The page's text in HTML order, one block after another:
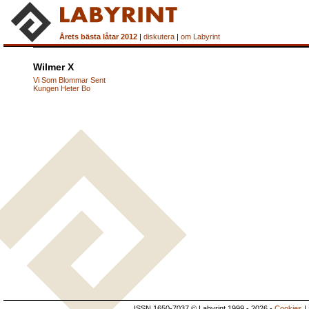
Årets bästa låtar 2012 | diskutera | om Labyrint
Wilmer X
Vi Som Blommar Sent
Kungen Heter Bo